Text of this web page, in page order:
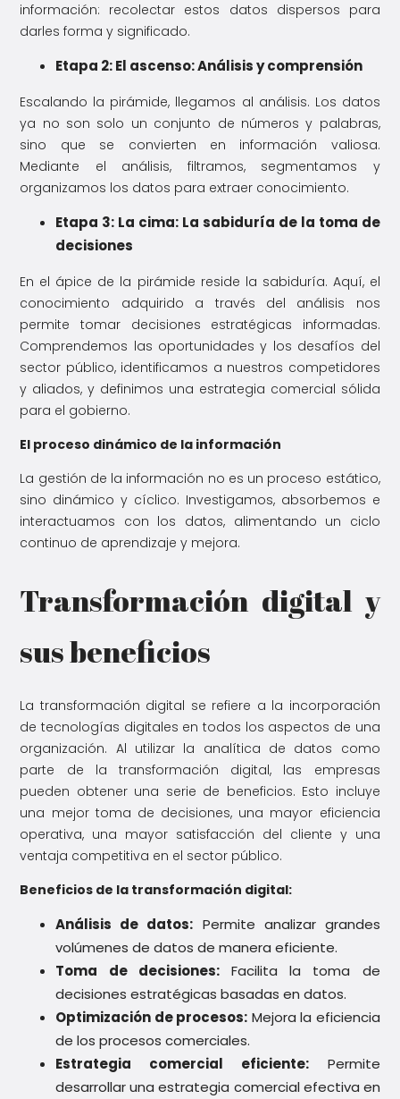
información: recolectar estos datos dispersos para
darles forma y significado.
Etapa 2: El ascenso: Análisis y comprensión
Escalando la pirámide, llegamos al análisis. Los datos
ya no son solo un conjunto de números y palabras,
sino que se convierten en información valiosa.
Mediante el análisis, filtramos, segmentamos y
organizamos los datos para extraer conocimiento.
Etapa 3: La cima: La sabiduría de la toma de
decisiones
En el ápice de la pirámide reside la sabiduría. Aquí, el
conocimiento adquirido a través del análisis nos
permite tomar decisiones estratégicas informadas.
Comprendemos las oportunidades y los desafíos del
sector público, identificamos a nuestros competidores
y aliados, y definimos una estrategia comercial sólida
para el gobierno.
El proceso dinámico de la información
La gestión de la información no es un proceso estático,
sino dinámico y cíclico. Investigamos, absorbemos e
interactuamos con los datos, alimentando un ciclo
continuo de aprendizaje y mejora.
Transformación digital y
sus beneficios
La transformación digital se refiere a la incorporación
de tecnologías digitales en todos los aspectos de una
organización. Al utilizar la analítica de datos como
parte de la transformación digital, las empresas
pueden obtener una serie de beneficios. Esto incluye
una mejor toma de decisiones, una mayor eficiencia
operativa, una mayor satisfacción del cliente y una
ventaja competitiva en el sector público.
Beneficios de la transformación digital:
Análisis de datos: Permite analizar grandes
volúmenes de datos de manera eficiente.
Toma de decisiones:Facilita la toma de
decisiones estratégicas basadas en datos.
Optimización de procesos: Mejora la eficiencia
de los procesos comerciales.
Estrategia comercial eficiente:Permite
desarrollar una estrategia comercial efectiva en